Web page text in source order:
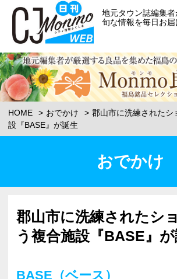
地元タウン誌編集
旬な情報を毎日お届
HOME おでかけ
郡山市に洗練されたシ
設『BASE』が誕生
おでかけ
郡山市に洗練されたシ
う複合施設『BASE』
BASE（ベース）